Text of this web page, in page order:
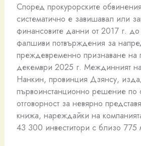
Според прокурорските
систематично е завишавал или
финансовите данни от 2017 г.
фалшиви потвърждения за
преждевременно признаване
декември 2025 г. Междинният
Нанкин, провинция Дзянсу,
първоинстанционно решение по
отговорност за невярно
книжа, нареждайки на
43 300 инвеститори с близо